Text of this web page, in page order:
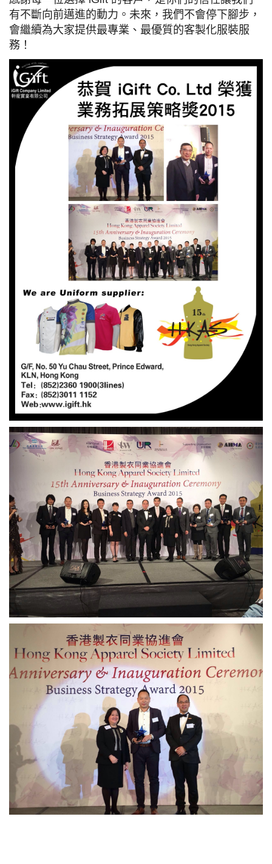
有不斷向前邁進的動力。未來，我們不會停下腳步，
會繼續為大家提供最專業、最優質的客製化服裝服
務！